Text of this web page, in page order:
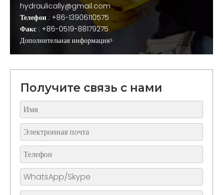
hydraulically@gmail.com
Телефон : +86-13906110575
Факс : +86-0519-88179275
Дополнительная информация>
Получите связь с нами